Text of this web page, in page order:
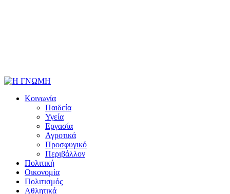
Κοινωνία
Παιδεία
Υγεία
Εργασία
Αγροτικά
Προσφυγικό
Περιβάλλον
Πολιτική
Οικονομία
Πολιτισμός
Αθλητικά